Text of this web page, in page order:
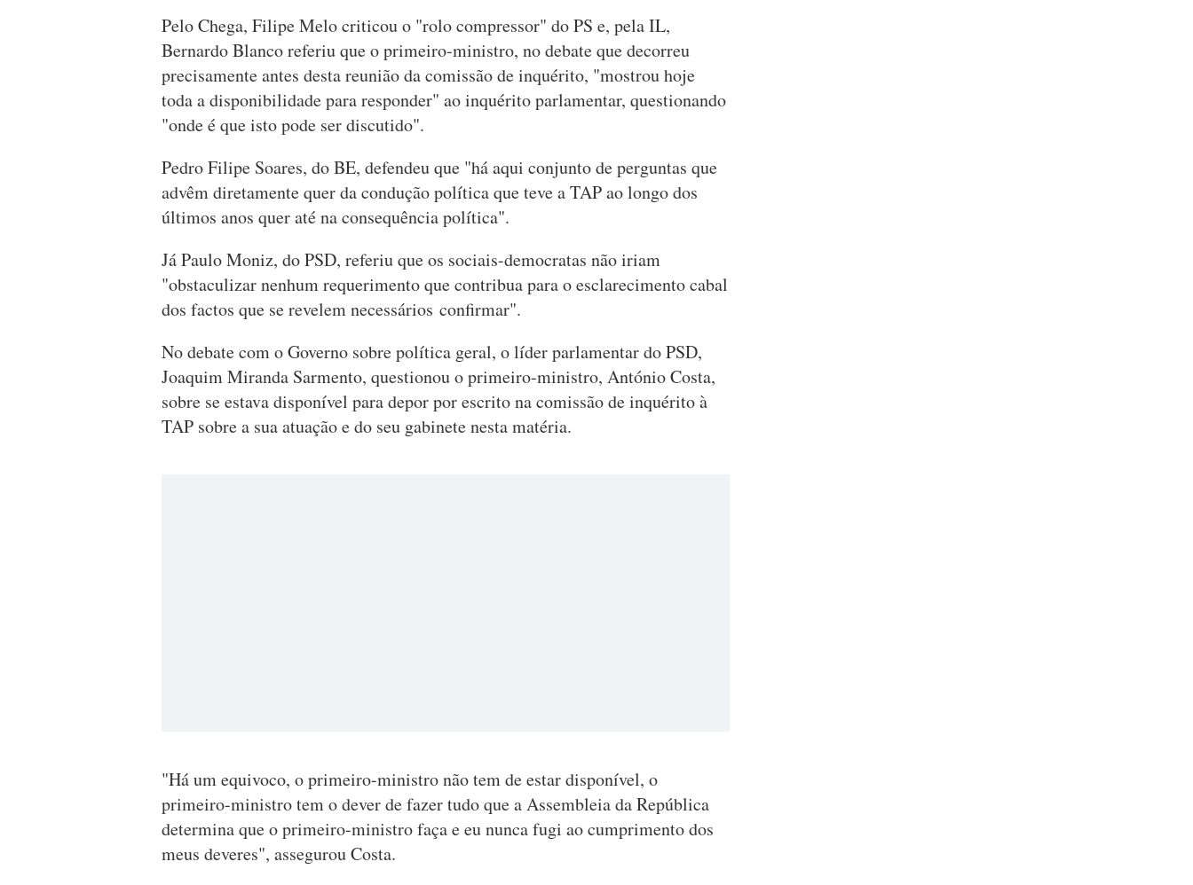
Pelo Chega, Filipe Melo criticou o "rolo compressor" do PS e, pela IL,
Bernardo Blanco referiu que o primeiro-ministro, no debate que decorreu
precisamente antes desta reunião da comissão de inquérito, "mostrou hoje
toda a disponibilidade para responder" ao inquérito parlamentar, questionando
"onde é que isto pode ser discutido".
Pedro Filipe Soares, do BE, defendeu que "há aqui conjunto de perguntas que
advêm diretamente quer da condução política que teve a TAP ao longo dos
últimos anos quer até na consequência política".
Já Paulo Moniz, do PSD, referiu que os sociais-democratas não iriam
"obstaculizar nenhum requerimento que contribua para o esclarecimento cabal
dos factos que se revelem necessários confirmar".
No debate com o Governo sobre política geral, o líder parlamentar do PSD,
Joaquim Miranda Sarmento, questionou o primeiro-ministro, António Costa,
sobre se estava disponível para depor por escrito na comissão de inquérito à
TAP sobre a sua atuação e do seu gabinete nesta matéria.
"Há um equivoco, o primeiro-ministro não tem de estar disponível, o
primeiro-ministro tem o dever de fazer tudo que a Assembleia da República
determina que o primeiro-ministro faça e eu nunca fugi ao cumprimento dos
meus deveres", assegurou Costa.